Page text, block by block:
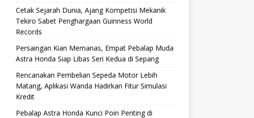
Cetak Sejarah Dunia, Ajang Kompetisi Mekanik
Tekiro Sabet Penghargaan Guinness World
Records
Persaingan Kian Memanas, Empat Pebalap Muda
Astra Honda Siap Libas Seri Kedua di Sepang
Rencanakan Pembelian Sepeda Motor Lebih
Matang, Aplikasi Wanda Hadirkan Fitur Simulasi
Kredit
Pebalap Astra Honda Kunci Poin Penting di